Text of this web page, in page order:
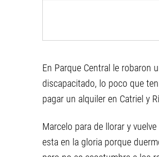
En Parque Central le robaron
discapacitado, lo poco que
pagar un alquiler en Catriel y
Marcelo para de llorar y
esta en la gloria porque